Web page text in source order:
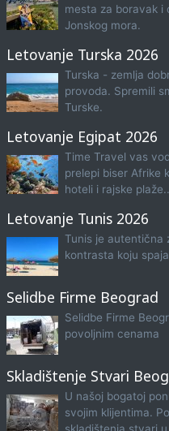
mesta za boravak i
Jonskog mora.
Letovanje Turska 2026
Turska - zemlja
provoda. Spremili
Turske.
Letovanje Egipat 2026
Time Travel vas
prelepi biser Afrike
hoteli i rajske
Letovanje Tunis 2026
Tunis je autentična
kontrasta koju
Selidbe Firme Beograd
Selidbe Firme
povoljnim cenama
Skladištenje Stvari
U našoj bogatoj
svojim klijentima.